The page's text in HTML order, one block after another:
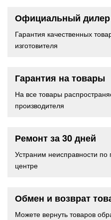
Официальный дилер
Гарантия качественных
изготовителя
Гарантия на товары
На все товары
производителя
Ремонт за 30 дней
Устраним неисправности по
центре
Обмен и возврат
Можете вернуть товаров